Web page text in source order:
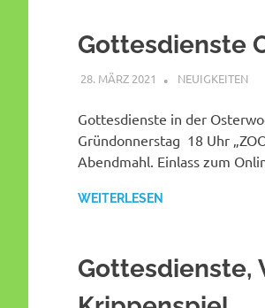
Gottesdienste
28. MÄRZ 2021 SHAGGY
NEUIGKEITEN
Gottesdienste in der
Gründonnerstag 18 Uhr
Abendmahl. Einlass zum
WEITERLESEN
Gottesdienste,